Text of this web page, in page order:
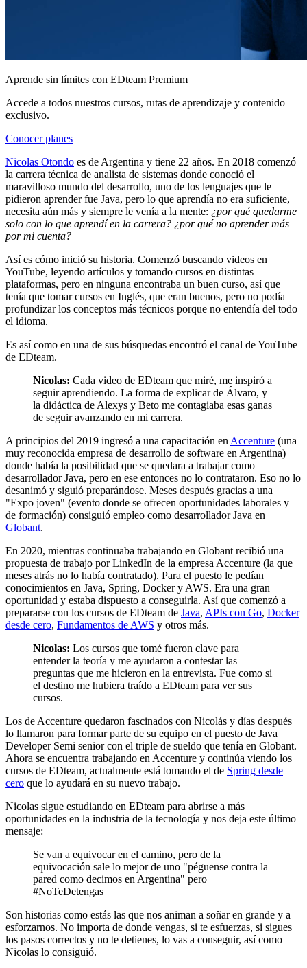
Aprende sin límites con EDteam Premium
Accede a todos nuestros cursos, rutas de aprendizaje y contenido
exclusivo.
Conocer planes
Nicolas Otondo es de Argentina y tiene 22 años. En 2018 comenzó
la carrera técnica de analista de sistemas donde conoció el
maravilloso mundo del desarrollo, uno de los lenguajes que le
pidieron aprender fue Java, pero lo que aprendía no era suficiente,
necesita aún más y siempre le venía a la mente: ¿por qué quedarme
solo con lo que aprendí en la carrera? ¿por qué no aprender más
por mi cuenta?
Así es cómo inició su historia. Comenzó buscando videos en
YouTube, leyendo artículos y tomando cursos en distintas
plataformas, pero en ninguna encontraba un buen curso, así que
tenía que tomar cursos en Inglés, que eran buenos, pero no podía
profundizar los conceptos más técnicos porque no entendía del todo
el idioma.
Es así como en una de sus búsquedas encontró el canal de YouTube
de EDteam.
Nicolas: Cada video de EDteam que miré, me inspiró a
seguir aprendiendo. La forma de explicar de Álvaro, y
la didáctica de Alexys y Beto me contagiaba esas ganas
de seguir avanzando en mi carrera.
A principios del 2019 ingresó a una capacitación en Accenture (una
muy reconocida empresa de desarrollo de software en Argentina)
donde había la posibilidad que se quedara a trabajar como
desarrollador Java, pero en ese entonces no lo contrataron. Eso no lo
desanimó y siguió preparándose. Meses después gracias a una
"Expo joven" (evento donde se ofrecen oportunidades laborales y
de formación) consiguió empleo como desarrollador Java en
Globant.
En 2020, mientras continuaba trabajando en Globant recibió una
propuesta de trabajo por LinkedIn de la empresa Accenture (la que
meses atrás no lo había contratado). Para el puesto le pedían
conocimientos en Java, Spring, Docker y AWS. Era una gran
oportunidad y estaba dispuesto a conseguirla. Así que comenzó a
prepararse con los cursos de EDteam de Java, APIs con Go, Docker
desde cero, Fundamentos de AWS y otros más.
Nicolas: Los cursos que tomé fueron clave para
entender la teoría y me ayudaron a contestar las
preguntas que me hicieron en la entrevista. Fue como si
el destino me hubiera traído a EDteam para ver sus
cursos.
Los de Accenture quedaron fascinados con Nicolás y días después
lo llamaron para formar parte de su equipo en el puesto de Java
Developer Semi senior con el triple de sueldo que tenía en Globant.
Ahora se encuentra trabajando en Accenture y continúa viendo los
cursos de EDteam, actualmente está tomando el de Spring desde
cero que lo ayudará en su nuevo trabajo.
Nicolas sigue estudiando en EDteam para abrirse a más
oportunidades en la industria de la tecnología y nos deja este último
mensaje:
Se van a equivocar en el camino, pero de la
equivocación sale lo mejor de uno "péguense contra la
pared como decimos en Argentina" pero
#NoTeDetengas
Son historias como estás las que nos animan a soñar en grande y a
esforzarnos. No importa de donde vengas, si te esfuerzas, si sigues
los pasos correctos y no te detienes, lo vas a conseguir, así como
Nicolas lo consiguió.